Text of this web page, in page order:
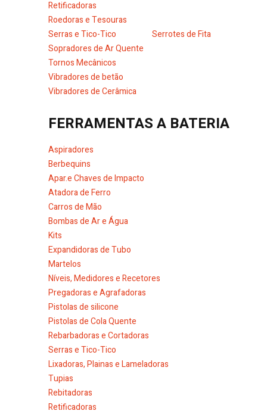
Retificadoras
Roedoras e Tesouras
Serras e Tico-Tico
Serrotes de Fita
Sopradores de Ar Quente
Tornos Mecânicos
Vibradores de betão
Vibradores de Cerâmica
FERRAMENTAS A BATERIA
Aspiradores
Berbequins
Apar.e Chaves de Impacto
Atadora de Ferro
Carros de Mão
Bombas de Ar e Água
Kits
Expandidoras de Tubo
Martelos
Níveis, Medidores e Recetores
Pregadoras e Agrafadoras
Pistolas de silicone
Pistolas de Cola Quente
Rebarbadoras e Cortadoras
Serras e Tico-Tico
Lixadoras, Plainas e Lameladoras
Tupias
Rebitadoras
Retificadoras